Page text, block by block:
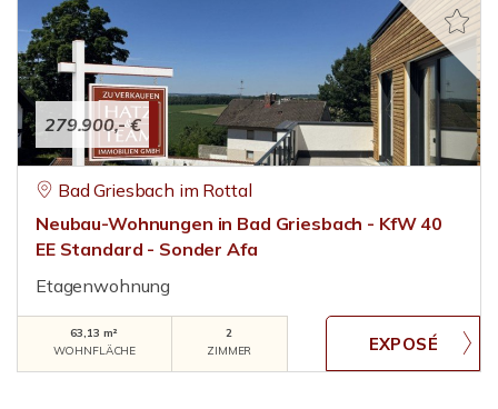
279.900,- €
Bad Griesbach im Rottal
Neubau-Wohnungen in Bad Griesbach - KfW 40
EE Standard - Sonder Afa
Etagenwohnung
63,13 m²
WOHNFLÄCHE
2
ZIMMER